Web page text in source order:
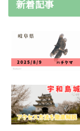
新着記事